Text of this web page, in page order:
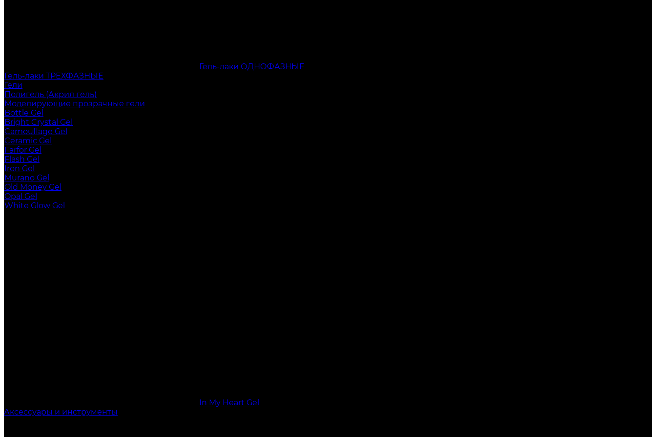
Гель-лаки ОДНОФАЗНЫЕ
Гель-лаки ТРЕХФАЗНЫЕ
Гели
Полигель (Акрил гель)
Моделирующие прозрачные гели
Bottle Gel
Bright Crystal Gel
Camouflage Gel
Ceramic Gel
Farfor Gel
Flash Gel
Iron Gel
Murano Gel
Old Money Gel
Opal Gel
White Glow Gel
In My Heart Gel
Аксессуары и инструменты